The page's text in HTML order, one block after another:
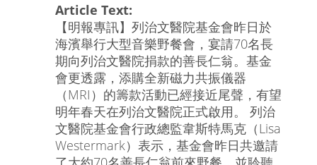
Article Text:
【明報專訊】列治文醫院基金會昨日於
海濱舉行大型音樂野餐會，宴請70名長
期向列治文醫院捐款的善長仁翁。基金
會更透露，添購全新磁力共振儀器
（MRI）的籌款活動已經接近尾聲，有望
明年春天在列治文醫院正式啟用。 列治
文醫院基金會行政總監韋斯特馬克（Lisa
Westermark）表示，基金會昨日共邀請